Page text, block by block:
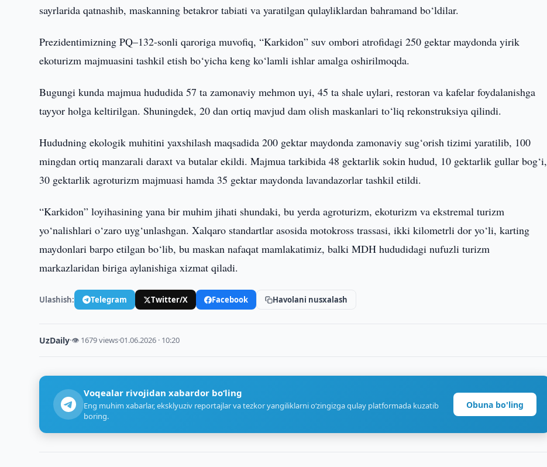
sayrlarida qatnashib, maskanning betakror tabiati va yaratilgan qulayliklardan bahramand bo‘ldilar.
Prezidentimizning PQ–132-sonli qaroriga muvofiq, “Karkidon” suv ombori atrofidagi 250 gektar maydonda yirik
ekoturizm majmuasini tashkil etish bo‘yicha keng ko‘lamli ishlar amalga oshirilmoqda.
Bugungi kunda majmua hududida 57 ta zamonaviy mehmon uyi, 45 ta shale uylari, restoran va kafelar foydalanishga
tayyor holga keltirilgan. Shuningdek, 20 dan ortiq mavjud dam olish maskanlari to‘liq rekonstruksiya qilindi.
Hududning ekologik muhitini yaxshilash maqsadida 200 gektar maydonda zamonaviy sug‘orish tizimi yaratilib, 100
mingdan ortiq manzarali daraxt va butalar ekildi. Majmua tarkibida 48 gektarlik sokin hudud, 10 gektarlik gullar bog‘i,
30 gektarlik agroturizm majmuasi hamda 35 gektar maydonda lavandazorlar tashkil etildi.
“Karkidon” loyihasining yana bir muhim jihati shundaki, bu yerda agroturizm, ekoturizm va ekstremal turizm
yo‘nalishlari o‘zaro uyg‘unlashgan. Xalqaro standartlar asosida motokross trassasi, ikki kilometrli dor yo‘li, karting
maydonlari barpo etilgan bo‘lib, bu maskan nafaqat mamlakatimiz, balki MDH hududidagi nufuzli turizm
markazlaridan biriga aylanishiga xizmat qiladi.
Ulashish: Telegram Twitter/X Facebook Havolani nusxalash
UzDaily·👁 1679 views·01.06.2026 · 10:20
Voqealar rivojidan xabardor bo‘ling
Eng muhim xabarlar, eksklyuziv reportajlar va tezkor yangiliklarni o‘zingizga qulay platformada kuzatib
boring.
Obuna bo'ling